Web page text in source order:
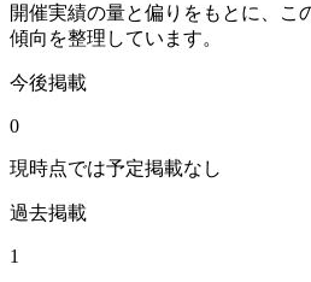
開催実績の量と偏りをもとに、こ
傾向を整理しています。
今後掲載
0
現時点では予定掲載なし
過去掲載
1